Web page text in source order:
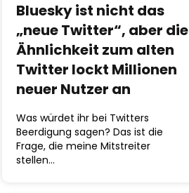
Bluesky ist nicht das
„neue Twitter“, aber die
Ähnlichkeit zum alten
Twitter lockt Millionen
neuer Nutzer an
Was würdet ihr bei Twitters
Beerdigung sagen? Das ist die
Frage, die meine Mitstreiter
stellen…